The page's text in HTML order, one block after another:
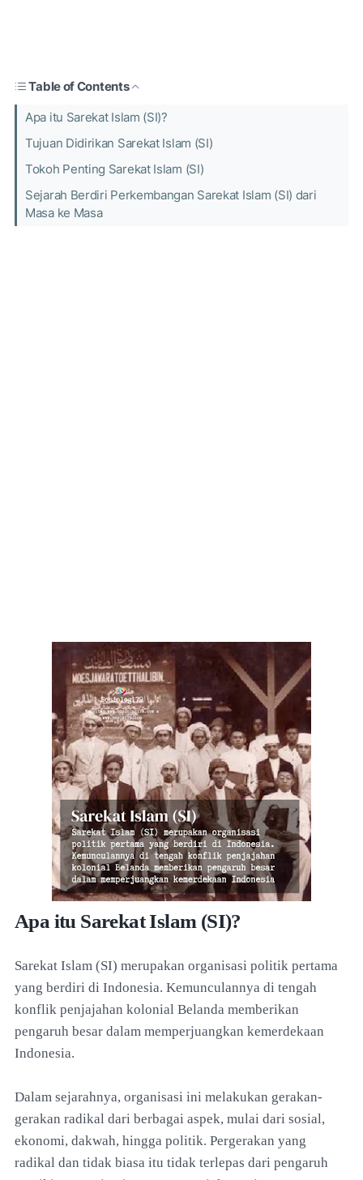
Table of Contents
Apa itu Sarekat Islam (SI)?
Tujuan Didirikan Sarekat Islam (SI)
Tokoh Penting Sarekat Islam (SI)
Sejarah Berdiri Perkembangan Sarekat Islam (SI) dari
Masa ke Masa
Apa itu Sarekat Islam (SI)?
Sarekat Islam (SI) merupakan organisasi politik pertama
yang berdiri di Indonesia. Kemunculannya di tengah
konflik penjajahan kolonial Belanda memberikan
pengaruh besar dalam memperjuangkan kemerdekaan
Indonesia.
Dalam sejarahnya, organisasi ini melakukan gerakan-
gerakan radikal dari berbagai aspek, mulai dari sosial,
ekonomi, dakwah, hingga politik. Pergerakan yang
radikal dan tidak biasa itu tidak terlepas dari pengaruh